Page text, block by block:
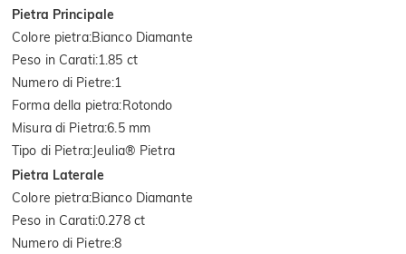
Pietra Principale
Colore pietra:Bianco Diamante
Peso in Carati:1.85 ct
Numero di Pietre:1
Forma della pietra:Rotondo
Misura di Pietra:6.5 mm
Tipo di Pietra:Jeulia® Pietra
Pietra Laterale
Colore pietra:Bianco Diamante
Peso in Carati:0.278 ct
Numero di Pietre:8